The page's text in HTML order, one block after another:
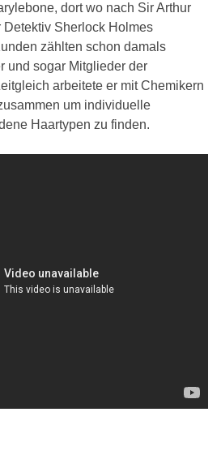
dort wo nach Sir Arthur
Sherlock Holmes
zählten schon damals
und sogar Mitglieder der
arbeitete er mit Chemikern
um individuelle
Haartypen zu finden.